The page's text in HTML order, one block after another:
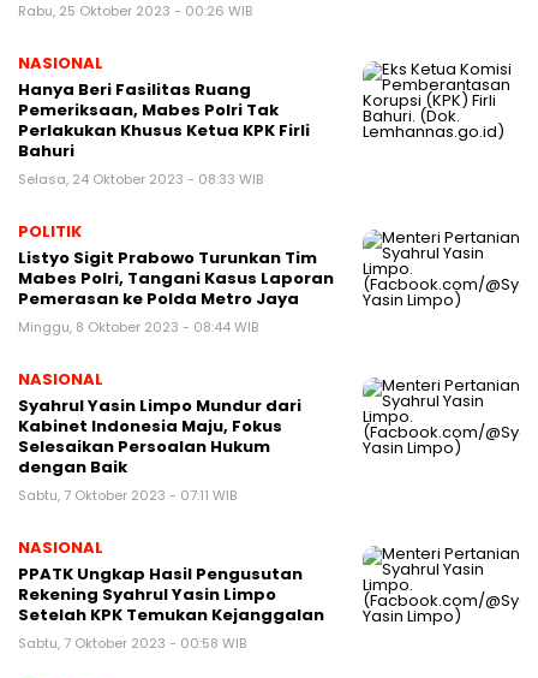
Rabu, 25 Oktober 2023 - 00:26 WIB
NASIONAL
Hanya Beri Fasilitas Ruang
Pemeriksaan, Mabes Polri Tak
Perlakukan Khusus Ketua KPK Firli
Bahuri
Selasa, 24 Oktober 2023 - 08:33 WIB
POLITIK
Listyo Sigit Prabowo Turunkan Tim
Mabes Polri, Tangani Kasus Laporan
Pemerasan ke Polda Metro Jaya
Minggu, 8 Oktober 2023 - 08:44 WIB
NASIONAL
Syahrul Yasin Limpo Mundur dari
Kabinet Indonesia Maju, Fokus
Selesaikan Persoalan Hukum
dengan Baik
Sabtu, 7 Oktober 2023 - 07:11 WIB
NASIONAL
PPATK Ungkap Hasil Pengusutan
Rekening Syahrul Yasin Limpo
Setelah KPK Temukan Kejanggalan
Sabtu, 7 Oktober 2023 - 00:58 WIB